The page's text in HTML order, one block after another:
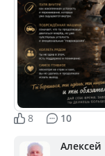
8 10
Алексей